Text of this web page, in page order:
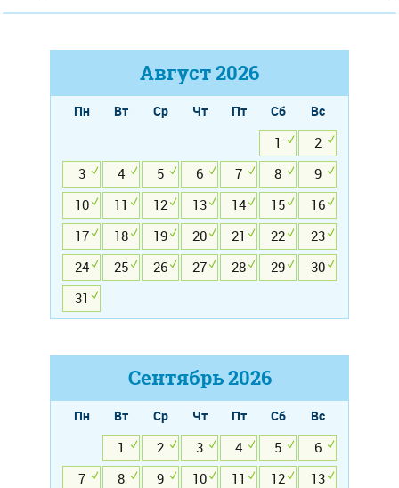
Август2026
Пн Вт Ср Чт Пт Сб
Вс
1
2
3
4 5 6 7 8
9
10
11 12 13 14 15
16
17
18 19 20 21 22
23
24
25 26 27 28 29
30
31
Сентябрь2026
Пн Вт Ср Чт Пт Сб
Вс
1
2 3 4 5
6
7
8 9 10 11 12
13